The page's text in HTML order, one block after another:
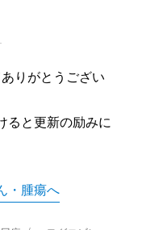
りがとうござい
ると更新の励みに